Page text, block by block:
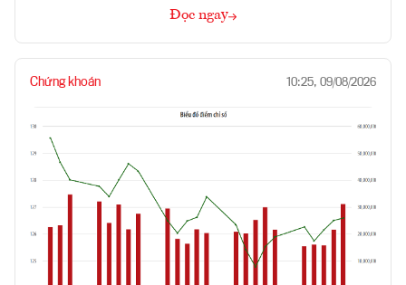
Đọc ngay
Chứng khoán 10:25, 09/08/2026